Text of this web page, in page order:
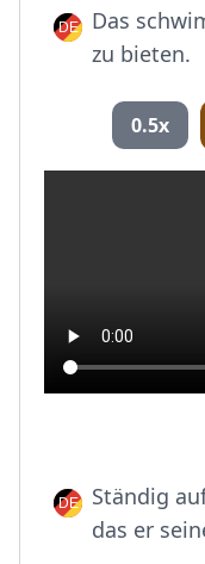
Das
zu bieten.
0.5x
Ständig
das er